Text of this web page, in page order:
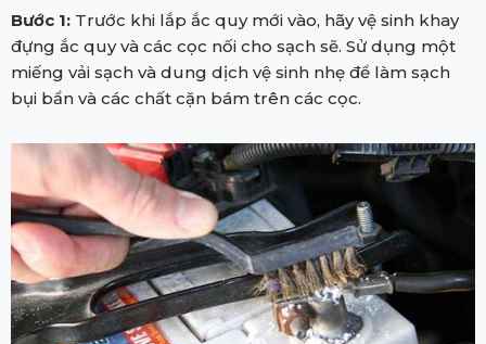
Bước 1: Trước khi lắp ắc quy mới vào, hãy vệ sinh khay
đựng ắc quy và các cọc nối cho sạch sẽ. Sử dụng một
miếng vải sạch và dung dịch vệ sinh nhẹ để làm sạch
bụi bẩn và các chất cặn bám trên các cọc.